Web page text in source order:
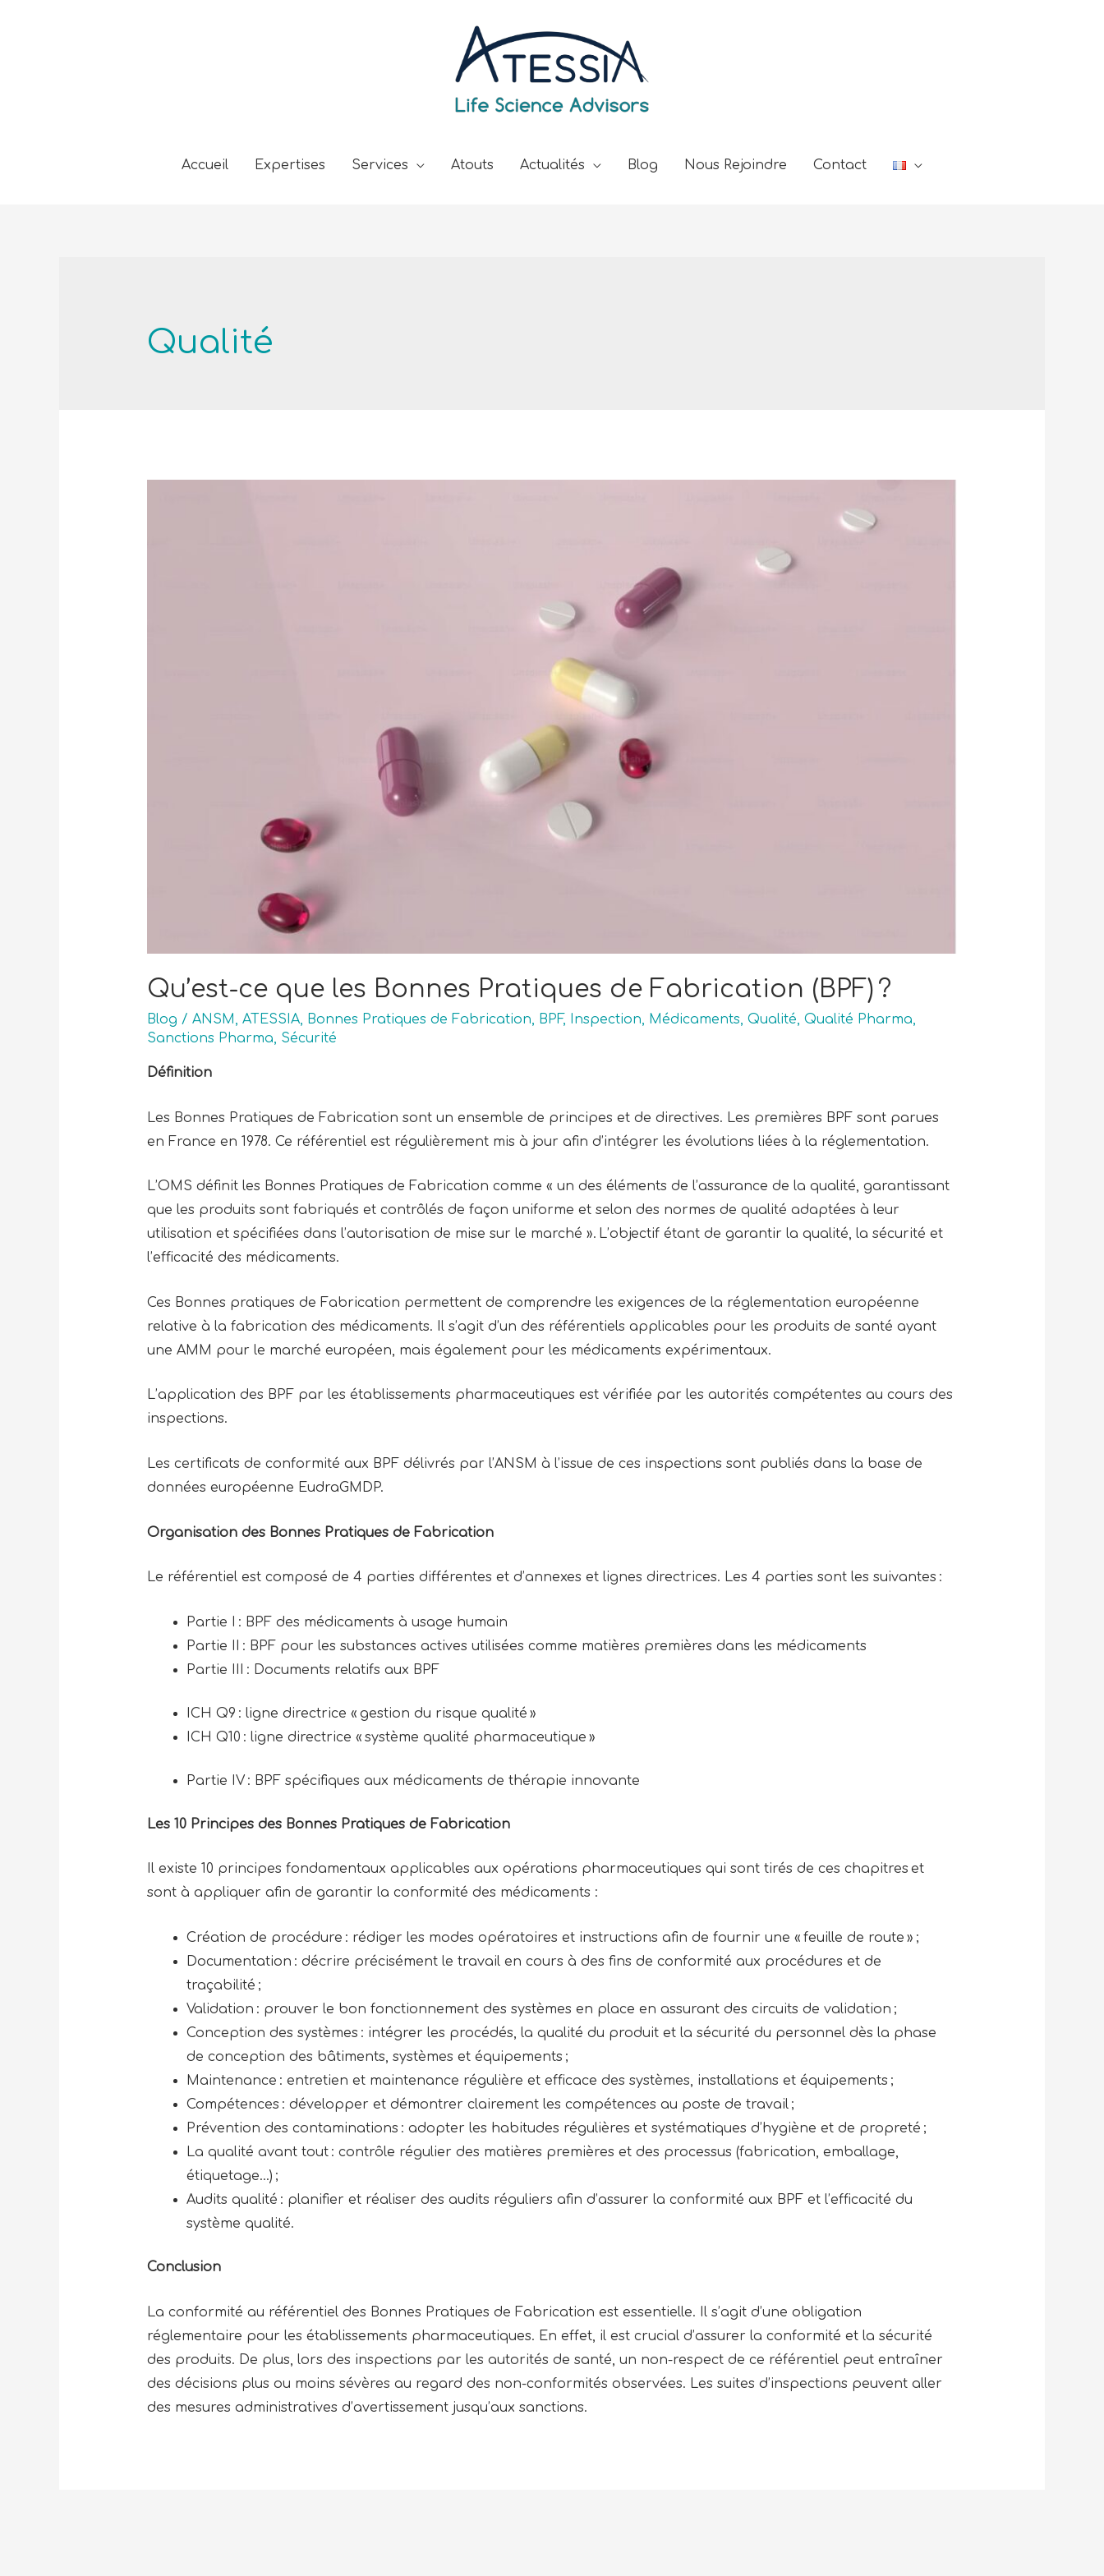
Accueil Expertises Services Atouts Actualités Blog Nous Rejoindre Contact
Qualité
Qu’est-ce que les Bonnes Pratiques de Fabrication (BPF) ?
Blog / ANSM, ATESSIA, Bonnes Pratiques de Fabrication, BPF, Inspection, Médicaments, Qualité, Qualité Pharma,
Sanctions Pharma, Sécurité
Définition
Les Bonnes Pratiques de Fabrication sont un ensemble de principes et de directives. Les premières BPF sont parues
en France en 1978. Ce référentiel est régulièrement mis à jour afin d’intégrer les évolutions liées à la réglementation.
L’OMS définit les Bonnes Pratiques de Fabrication comme « un des éléments de l’assurance de la qualité, garantissant
que les produits sont fabriqués et contrôlés de façon uniforme et selon des normes de qualité adaptées à leur
utilisation et spécifiées dans l’autorisation de mise sur le marché ». L’objectif étant de garantir la qualité, la sécurité et
l’efficacité des médicaments.
Ces Bonnes pratiques de Fabrication permettent de comprendre les exigences de la réglementation européenne
relative à la fabrication des médicaments. Il s’agit d’un des référentiels applicables pour les produits de santé ayant
une AMM pour le marché européen, mais également pour les médicaments expérimentaux.
L’application des BPF par les établissements pharmaceutiques est vérifiée par les autorités compétentes au cours des
inspections.
Les certificats de conformité aux BPF délivrés par l’ANSM à l’issue de ces inspections sont publiés dans la base de
données européenne EudraGMDP.
Organisation des Bonnes Pratiques de Fabrication
Le référentiel est composé de 4 parties différentes et d’annexes et lignes directrices. Les 4 parties sont les suivantes :
Partie I : BPF des médicaments à usage humain
Partie II : BPF pour les substances actives utilisées comme matières premières dans les médicaments
Partie III : Documents relatifs aux BPF
ICH Q9 : ligne directrice « gestion du risque qualité »
ICH Q10 : ligne directrice « système qualité pharmaceutique »
Partie IV : BPF spécifiques aux médicaments de thérapie innovante
Les 10 Principes des Bonnes Pratiques de Fabrication
Il existe 10 principes fondamentaux applicables aux opérations pharmaceutiques qui sont tirés de ces chapitres et
sont à appliquer afin de garantir la conformité des médicaments :
Création de procédure : rédiger les modes opératoires et instructions afin de fournir une « feuille de route » ;
Documentation : décrire précisément le travail en cours à des fins de conformité aux procédures et de
traçabilité ;
Validation : prouver le bon fonctionnement des systèmes en place en assurant des circuits de validation ;
Conception des systèmes : intégrer les procédés, la qualité du produit et la sécurité du personnel dès la phase
de conception des bâtiments, systèmes et équipements ;
Maintenance : entretien et maintenance régulière et efficace des systèmes, installations et équipements ;
Compétences : développer et démontrer clairement les compétences au poste de travail ;
Prévention des contaminations : adopter les habitudes régulières et systématiques d’hygiène et de propreté ;
La qualité avant tout : contrôle régulier des matières premières et des processus (fabrication, emballage,
étiquetage…) ;
Audits qualité : planifier et réaliser des audits réguliers afin d’assurer la conformité aux BPF et l’efficacité du
système qualité.
Conclusion
La conformité au référentiel des Bonnes Pratiques de Fabrication est essentielle. Il s’agit d’une obligation
réglementaire pour les établissements pharmaceutiques. En effet, il est crucial d’assurer la conformité et la sécurité
des produits. De plus, lors des inspections par les autorités de santé, un non-respect de ce référentiel peut entraîner
des décisions plus ou moins sévères au regard des non-conformités observées. Les suites d’inspections peuvent aller
des mesures administratives d’avertissement jusqu’aux sanctions.